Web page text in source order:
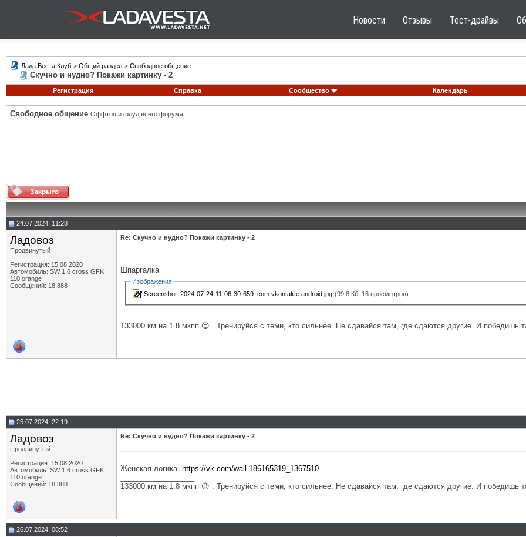
Новости Отзывы Тест-драйвы
Лада Веста Клуб > Общий раздел > Свободное общение
Скучно и нудно? Покажи картинку - 2
Регистрация
Справка Сообщество Календарь
Свободное общение Оффтоп и флуд всего форума.
24.07.2024, 11:28
Ладовоз
Продвинутый
Регистрация: 15.08.2020
Автомобиль: SW 1.6 cross GFK
110 orange
Сообщений: 18,888
Re: Скучно и нудно? Покажи картинку - 2
Шпаргалка
Изображения
Screenshot_2024-07-24-11-06-30-659_com.vkontakte.android.jpg (99.8 Кб, 16 просмотров)
133000 км на 1.8 мкпп 😉 . Тренируйся с теми, кто сильнее. Не сдавайся там, где сдаются другие. И победишь
25.07.2024, 22:19
Ладовоз
Продвинутый
Регистрация: 15.08.2020
Автомобиль: SW 1.6 cross GFK
110 orange
Сообщений: 18,888
Re: Скучно и нудно? Покажи картинку - 2
Женская логика. https://vk.com/wall-186165319_1367510
133000 км на 1.8 мкпп 😉 . Тренируйся с теми, кто сильнее. Не сдавайся там, где сдаются другие. И победишь
26.07.2024, 08:52